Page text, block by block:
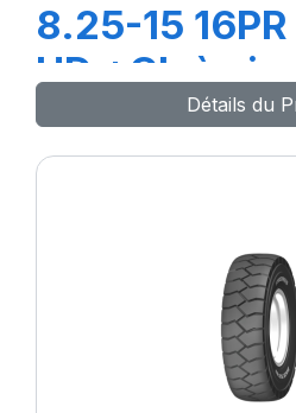
8.25-15
HD +Ch à
Détails du